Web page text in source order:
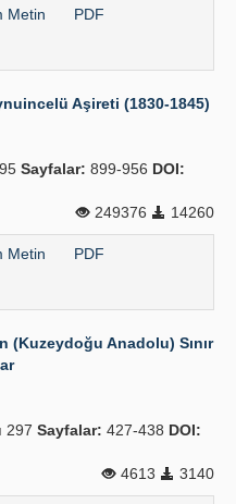
Metin PDF
Aşireti (1830-1845)
Sayfalar: 899-956 DOI:
249376
14260
Metin PDF
(Kuzeydoğu Anadolu) Sınır
297 Sayfalar: 427-438 DOI:
4613
3140